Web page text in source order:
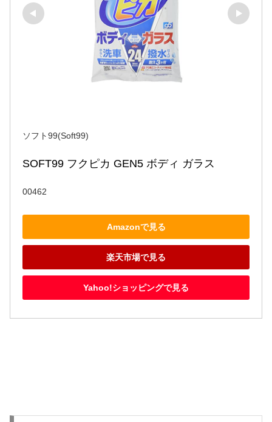
ソフト99(Soft99)
SOFT99 フクピカ GEN5 ボディ ガラス
00462
Amazonで見る
楽天市場で見る
Yahoo!ショッピングで見る